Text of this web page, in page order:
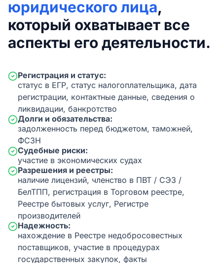
юридического лица,
который охватывает все
аспекты его деятельности.
Регистрация и статус:
статус в ЕГР, статус налогоплательщика, дата
регистрации, контактные данные, сведения о
ликвидации, банкротство
Долги и обязательства:
задолженность перед бюджетом, таможней,
ФСЗН
Судебные риски:
участие в экономических судах
Разрешения и реестры:
наличие лицензий, членство в ПВТ / СЭЗ /
БелТПП, регистрация в Торговом реестре,
Реестре бытовых услуг, Регистре
производителей
Надежность:
нахождение в Реестре недобросовестных
поставщиков, участие в процедурах
государственных закупок, факты